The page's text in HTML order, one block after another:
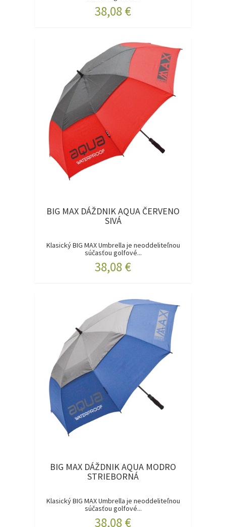
38,08 €
BIG MAX DÁŽDNIK AQUA ČERVENO
SIVÁ
Klasický BIG MAX Umbrella je neoddeliteľnou
súčasťou golfové...
38,08 €
BIG MAX DÁŽDNIK AQUA MODRO
STRIEBORNÁ
Klasický BIG MAX Umbrella je neoddeliteľnou
súčasťou golfové...
38,08 €